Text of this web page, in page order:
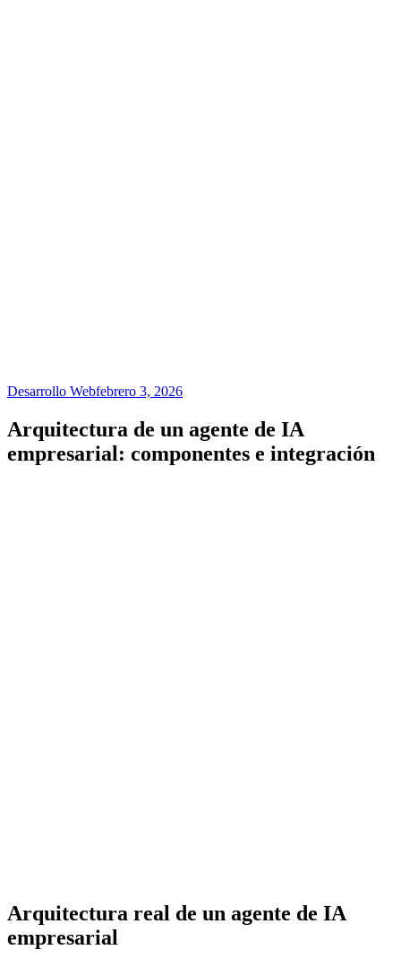
Desarrollo Webfebrero 3, 2026
Arquitectura de un agente de IA
empresarial: componentes e integración
Arquitectura real de un agente de IA
empresarial